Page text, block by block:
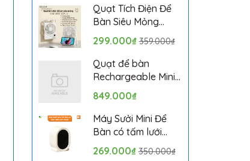
Quạt Tích Điện Để
Bàn Siêu Mỏng
SOLOVE KP-11 với 6
Cấp Độ Gió, Màn
Hình LCD, Tích Hợp
Giá Đỡ Điện Thoại
299.000₫ 359.000₫
Quạt để bàn
Rechargeable Mini
Fan ZMYDFS01DM
849.000₫
Máy Sưởi Mini Để
Bàn có tấm lưới
cách nhiệt an toàn,
Quạt Sưởi Ấm Mini
269.000₫ 350.000₫